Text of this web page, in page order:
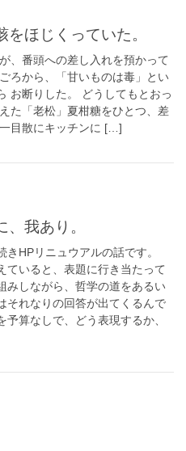
をほじくっていた。
、番頭への差し入れを預かって
ろから、「甘いものは毒」とい
お断りした。 どうしてもとおっ
た「老松」夏柑糖をひとつ、差
目散にキッチンに […]
我あり。
きHPリニュウアルの話です。
ていると、表題に行き当たって
みしながら、哲学の道をあるい
それなりの回答が出てくるんで
予算なしで、どう表現するか、